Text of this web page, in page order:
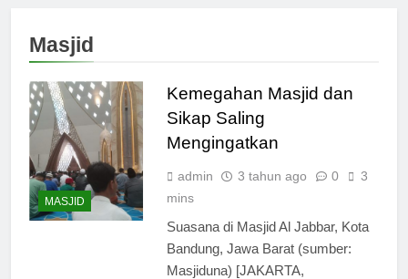
Masjid
MASJID
Kemegahan Masjid dan
Sikap Saling
Mengingatkan
admin 3 tahun ago 0
3
mins
Suasana di Masjid Al Jabbar, Kota
Bandung, Jawa Barat (sumber:
Masjiduna) [JAKARTA,